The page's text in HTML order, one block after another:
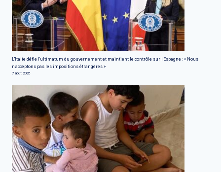
L'Italie défie l'ultimatum du gouvernement et maintient le contrôle sur l'Espagne : « Nous
n'acceptons pas les impositions étrangères »
7 août 2026